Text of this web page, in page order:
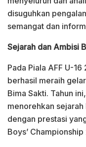
disuguhkan
semangat dan
Sejarah dan Ambisi
Pada Piala AFF U-
berhasil meraih
Bima Sakti. Tahun
menorehkan
dengan prestasi
Boys’ Championship